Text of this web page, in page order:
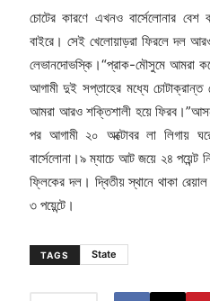
চোটের কারণে এখনও বার্সেলোনার
বাইরে। সেই খেলোয়াড়রা ফিরলে দল
লেভানদোভস্কি।“প্রাক-মৌসুমে আমরা
আগামী দুই সপ্তাহের মধ্যে চোটাক্রান্ত
আমরা আরও শক্তিশালী হয়ে
পর আগামী ২০ অক্টোবর লা লিগায়
বার্সেলোনা।৯ ম্যাচে আট জয়ে ২৪ পয়েন্ট
ফ্লিকের দল। দ্বিতীয় স্থানে থাকা
৩ পয়েন্টে।
TAGS State